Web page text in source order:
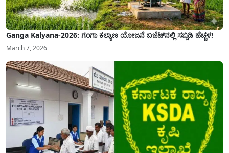
Ganga Kalyana-2026: ಗಂಗಾ ಕಲ್ಯಾಣ ಯೋಜನೆ ಬಜೆಟ್‌ನಲ್ಲಿ ಸಬ್ಸಿಡಿ ಹೆಚ್ಚಳ!
March 7, 2026